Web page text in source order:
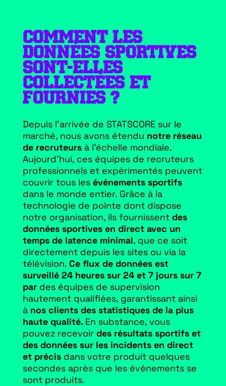
COMMENT LES
DONNÉES SPORTIVES
SONT-ELLES
COLLECTÉES ET
FOURNIES ?
Depuis l’arrivée de STATSCORE sur le
marché, nous avons étendu notre réseau
de recruteursà l’échelle mondiale.
Aujourd’hui, ces équipes de recruteurs
professionnels et expérimentés peuvent
couvrir tous les événements sportifs
dans le monde entier. Grâce à la
technologie de pointe dont dispose
notre organisation, ils fournissent des
données sportives en direct avec un
temps de latence minimal, que ce soit
directement depuis les sites ou via la
télévision. Ce flux de données est
surveillé 24 heures sur 24 et 7 jours sur 7
pardes équipes de supervision
hautement qualifiées, garantissant ainsi
à nos clients des statistiques de la plus
haute qualité. En substance, vous
pouvez recevoir des résultats sportifs et
des données sur les incidents en direct
et précis dans votre produit quelques
secondes après que les événements se
sont produits.